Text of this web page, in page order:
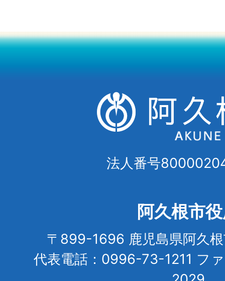
法人番号
阿久根市
〒899-1696 鹿児島県阿久
代表電話：0996-73-1211 フ